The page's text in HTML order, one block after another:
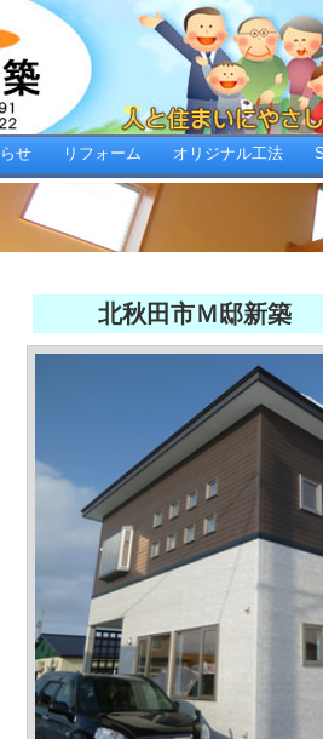
せ リフォーム オリジナル工法
北秋田市Ｍ邸新築